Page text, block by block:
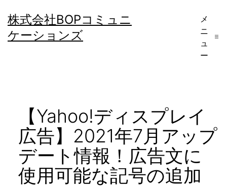
ン
テ
株式会社BOPコミュニ
ケーションズ
メ
ニ
ュ
ー
【Yahoo!ディスプレイ
広告】2021年7月アップ
デート情報！広告文に
使用可能な記号の追加